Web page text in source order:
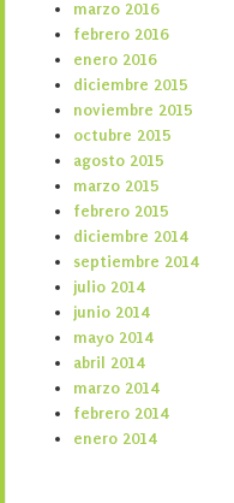
marzo 2016
febrero 2016
enero 2016
diciembre 2015
noviembre 2015
octubre 2015
agosto 2015
marzo 2015
febrero 2015
diciembre 2014
septiembre 2014
julio 2014
junio 2014
mayo 2014
abril 2014
marzo 2014
febrero 2014
enero 2014